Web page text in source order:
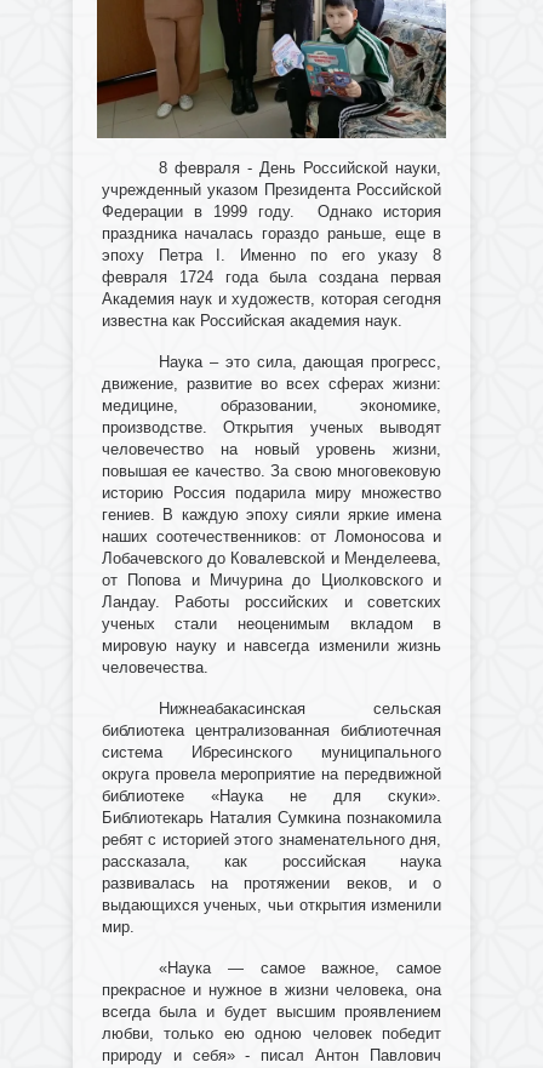
8 февраля - День Российской науки,
учрежденный указом Президента Российской
Федерации в 1999 году. Однако история
праздника началась гораздо раньше, еще в
эпоху Петра I. Именно по его указу 8
февраля 1724 года была создана первая
Академия наук и художеств, которая сегодня
известна как Российская академия наук.
Наука – это сила, дающая прогресс,
движение, развитие во всех сферах жизни:
медицине, образовании, экономике,
производстве. Открытия ученых выводят
человечество на новый уровень жизни,
повышая ее качество. За свою многовековую
историю Россия подарила миру множество
гениев. В каждую эпоху сияли яркие имена
наших соотечественников: от Ломоносова и
Лобачевского до Ковалевской и Менделеева,
от Попова и Мичурина до Циолковского и
Ландау. Работы российских и советских
ученых стали неоценимым вкладом в
мировую науку и навсегда изменили жизнь
человечества.
Нижнеабакасинская сельская
библиотека централизованная библиотечная
система Ибресинского муниципального
округа провела мероприятие на передвижной
библиотеке «Наука не для скуки».
Библиотекарь Наталия Сумкина познакомила
ребят с историей этого знаменательного дня,
рассказала, как российская наука
развивалась на протяжении веков, и о
выдающихся ученых, чьи открытия изменили
мир.
«Наука — самое важное, самое
прекрасное и нужное в жизни человека, она
всегда была и будет высшим проявлением
любви, только ею одною человек победит
природу и себя» - писал Антон Павлович